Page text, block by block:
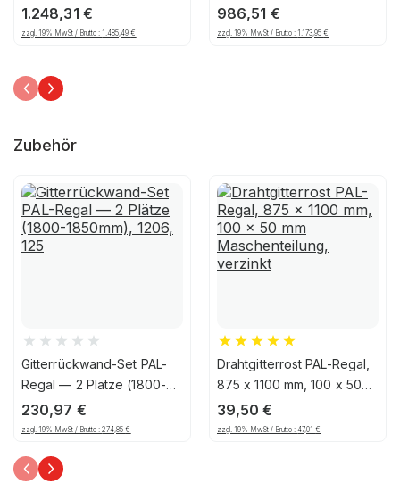
1.248,31 €
zzgl. 19% MwSt / Brutto :1.485,49€
Feuerrot
986,51 €
zzgl. 19% MwSt / Brutto :1.173,95€
Zubehör
Gitterrückwand-Set PAL-
Regal — 2 Plätze (1800-
1850mm), 1206, 125
230,97 €
zzgl. 19% MwSt / Brutto :274,85€
Drahtgitterrost PAL-Regal,
875 x 1100 mm, 100 x 50
mm Maschenteilung,
verzinkt
39,50€
zzgl. 19% MwSt / Brutto :47,01€